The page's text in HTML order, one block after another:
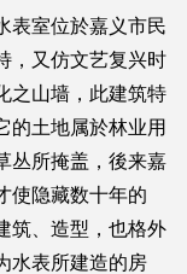
表室位於嘉义市民
，又仿文艺复兴时
之山墙，此建筑特
的土地属於林业用
丛所掩盖，後来嘉
使隐藏数十年的
筑、造型，也格外
水表所建造的房